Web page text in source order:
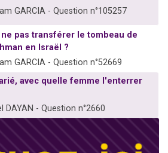
GARCIA - Question n°105257
pas transférer le tombeau de
en Israël ?
GARCIA - Question n°52669
avec quelle femme l'enterrer
DAYAN - Question n°2660